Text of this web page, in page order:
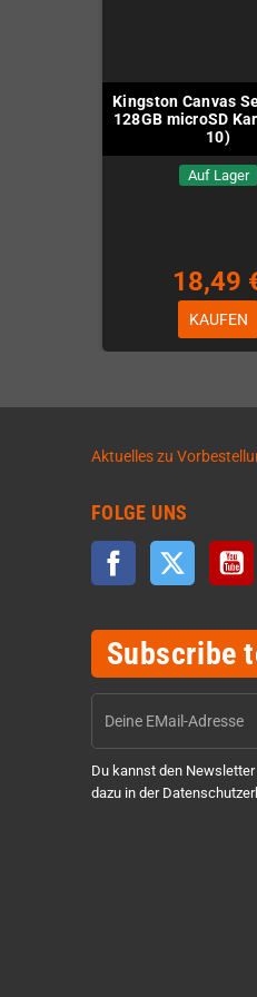
Kingston Canvas
128GB microSD
10)
Auf Lager
18,49
KAUFEN
Aktuelles zu
FOLGE UNS
Facebook Twitter
Subscribe
Du kannst den
dazu in der